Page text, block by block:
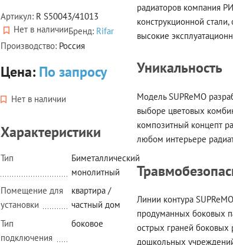
Артикул: R S50043/41013
Нет в наличииБренд: Rifar
Производство: Россия
Цена: По запросу
Нет в наличии
Характеристики
Тип
Биметаллический
монолитный
Помещение для
установки
квартира /
частный дом
Тип
подключения
боковое
радиаторов компания
конструкционной
высокие
Уникальность
Модель SUPReMO
выборе цветовых
композитный концепт
любом интерьере
Линии контура
продуманных боковых
острых граней боковых
дошкольных